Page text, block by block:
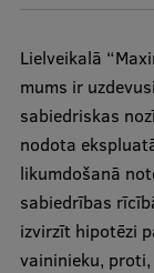
Vēsture un
Identitāte
RSU fonds
Aula
Muzeji un
Lielveikalā
mums ir
sabiedriskas
nodota
likumdošanā
sabiedrības
izvirzīt hipotēzi
vaininieku,